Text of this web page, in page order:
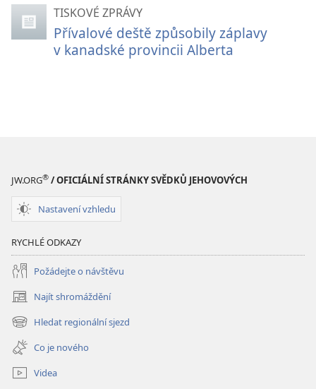
TISKOVÉ ZPRÁVY
Přívalové deště způsobily záplavy
v kanadské provincii Alberta
JW.ORG® / OFICIÁLNÍ STRÁNKY SVĚDKŮ JEHOVOVÝCH
Nastavení vzhledu
RYCHLÉ ODKAZY
Požádejte o návštěvu
Najít shromáždění
(otevřeno
nové
okno)
Hledat regionální sjezd
(otevřeno
nové
okno)
Co je nového
Videa